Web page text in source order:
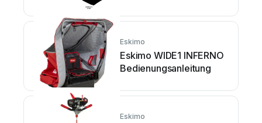
Eskimo
Eskimo WIDE1 INFERNO
Bedienungsanleitung
Eskimo